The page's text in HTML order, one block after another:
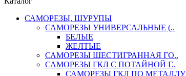
САМОРЕЗЫ, ШУРУПЫ
САМОРЕЗЫ УНИВЕРСАЛЬНЫЕ (..
БЕЛЫЕ
ЖЕЛТЫЕ
САМОРЕЗЫ ШЕСТИГРАННАЯ ГО..
САМОРЕЗЫ ГКЛ С ПОТАЙНОЙ Г..
САМОРЕЗЫ ГКЛ ПО МЕТАЛЛУ